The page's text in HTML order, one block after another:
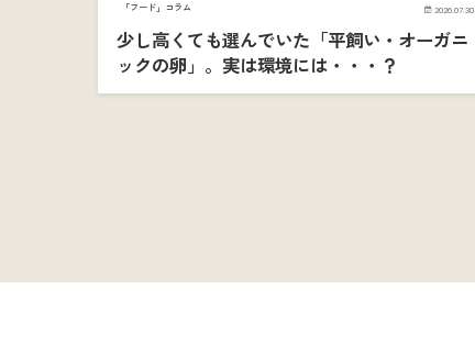
「フード」コラム 2026.07.30
少し高くても選んでいた「平飼い・オーガニ
ックの卵」。実は環境には・・・？